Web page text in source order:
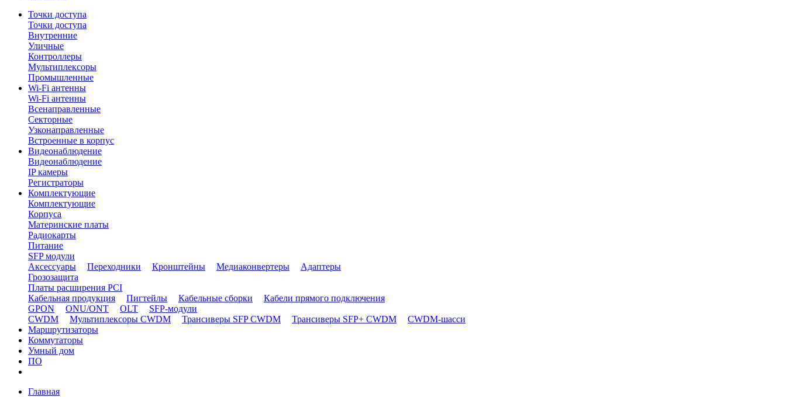
Точки доступа
Точки доступа
Внутренние
Уличные
Контроллеры
Мультиплексоры
Промышленные
Wi-Fi антенны
Wi-Fi антенны
Всенаправленные
Секторные
Узконаправленные
Встроенные в корпус
Видеонаблюдение
Видеонаблюдение
IP камеры
Регистраторы
Комплектующие
Комплектующие
Корпуса
Материнские платы
Радиокарты
Питание
SFP модули
Аксессуары
Переходники Кронштейны Медиаконвертеры
Адаптеры
Грозозащита
Платы расширения PCI
Кабельная продукция
Пигтейлы Кабельные сборки
Кабели прямого подключения
GPON
ONU/ONT OLT
SFP-модули
CWDM
Мультиплексоры CWDM Трансиверы SFP CWDM Трансиверы SFP+ CWDM
CWDM-шасси
Маршрутизаторы
Коммутаторы
Умный дом
ПО
Главная